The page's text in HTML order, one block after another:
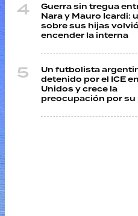
Guerra sin tregua
Nara y Mauro Icardi:
sobre sus hijas
encender la interna
Un futbolista
detenido por el ICE
Unidos y crece la
preocupación por su